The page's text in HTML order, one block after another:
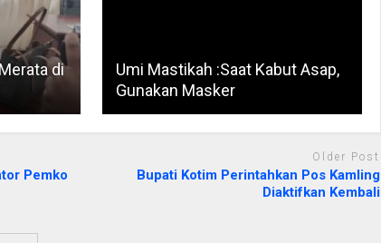
di
Umi Mastikah :Saat Kabut Asap,
Gunakan Masker
Pemko
Older Post
Bupati Kotim Perintahkan Pos Kamling
Diaktifkan Kembali